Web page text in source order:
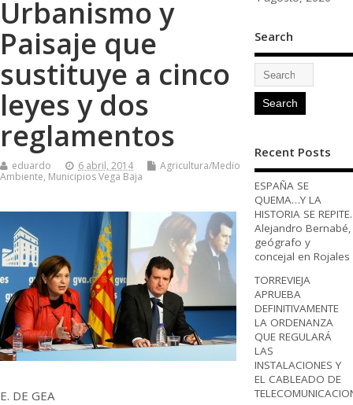
Urbanismo y
Paisaje que
sustituye a cinco
leyes y dos
reglamentos
eduardo 6 abril, 2014
Agricultura/Medio
Ambiente, Municipios Vega Baja
E. DE GEA
Search
Recent Posts
ESPAÑA SE
QUEMA…Y LA
HISTORIA SE REPITE.
Alejandro Bernabé,
geógrafo y
concejal en Rojales
TORREVIEJA
APRUEBA
DEFINITIVAMENTE
LA ORDENANZA
QUE REGULARÁ
LAS
INSTALACIONES Y
EL CABLEADO DE